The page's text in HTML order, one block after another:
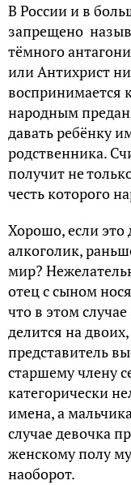
В России и в
запрещено
тёмного
или Антихрист
воспринимается
народным
давать ребёнку
родственника.
получит не
честь которого
Хорошо, если это
алкоголик,
мир?
отец с сыном
что в этом
делится на
представитель
старшему члену
категорически
имена, а
случае девочка
женскому полу
наоборот.